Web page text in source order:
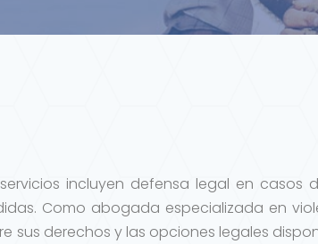
incluyen defensa legal en
Como abogada especializada en
sus derechos y las opciones legales